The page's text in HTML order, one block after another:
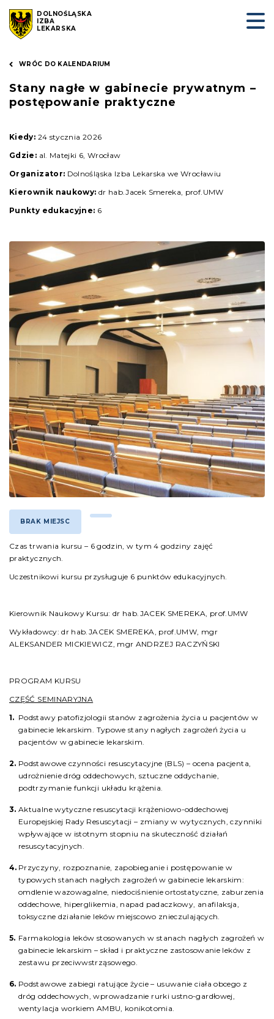
DOLNOŚLĄSKA
IZBA
LEKARSKA
WRÓC DO KALENDARIUM
Stany nagłe w gabinecie prywatnym –
postępowanie praktyczne
Kiedy: 24 stycznia 2026
Gdzie: al. Matejki 6, Wrocław
Organizator: Dolnośląska Izba Lekarska we Wrocławiu
Kierownik naukowy: dr hab.Jacek Smereka, prof.UMW
Punkty edukacyjne: 6
BRAK MIEJSC
Czas trwania kursu – 6 godzin, w tym 4 godziny zajęć
praktycznych.
Uczestnikowi kursu przysługuje 6 punktów edukacyjnych.
Kierownik Naukowy Kursu: dr hab.JACEK SMEREKA, prof.UMW
Wykładowcy: dr hab.JACEK SMEREKA, prof.UMW, mgr
ALEKSANDER MICKIEWICZ, mgr ANDRZEJ RACZYŃSKI
PROGRAM KURSU
CZĘŚĆ SEMINARYJNA
Podstawy patofizjologii stanów zagrożenia życia u pacjentów w
gabinecie lekarskim. Typowe stany nagłych zagrożeń życia u
pacjentów w gabinecie lekarskim.
Podstawowe czynności resuscytacyjne (BLS) – ocena pacjenta,
udrożnienie dróg oddechowych, sztuczne oddychanie,
podtrzymanie funkcji układu krążenia.
Aktualne wytyczne resuscytacji krążeniowo-oddechowej
Europejskiej Rady Resuscytacji – zmiany w wytycznych, czynniki
wpływające w istotnym stopniu na skuteczność działań
resuscytacyjnych.
Przyczyny, rozpoznanie, zapobieganie i postępowanie w
typowych stanach nagłych zagrożeń w gabinecie lekarskim:
omdlenie wazowagalne, niedociśnienie ortostatyczne, zaburzenia
oddechowe, hiperglikemia, napad padaczkowy, anafilaksja,
toksyczne działanie leków miejscowo znieczulających.
Farmakologia leków stosowanych w stanach nagłych zagrożeń w
gabinecie lekarskim – skład i praktyczne zastosowanie leków z
zestawu przeciwwstrząsowego.
Podstawowe zabiegi ratujące życie – usuwanie ciała obcego z
dróg oddechowych, wprowadzanie rurki ustno-gardłowej,
wentylacja workiem AMBU, konikotomia.